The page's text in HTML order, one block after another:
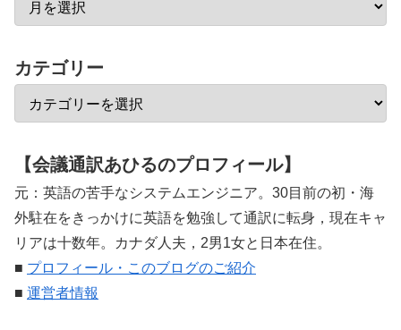
カテゴリー
【会議通訳あひるのプロフィール】
元：英語の苦手なシステムエンジニア。30目前の初・海
外駐在をきっかけに英語を勉強して通訳に転身，現在キャ
リアは十数年。カナダ人夫，2男1女と日本在住。
■ プロフィール・このブログのご紹介
■ 運営者情報